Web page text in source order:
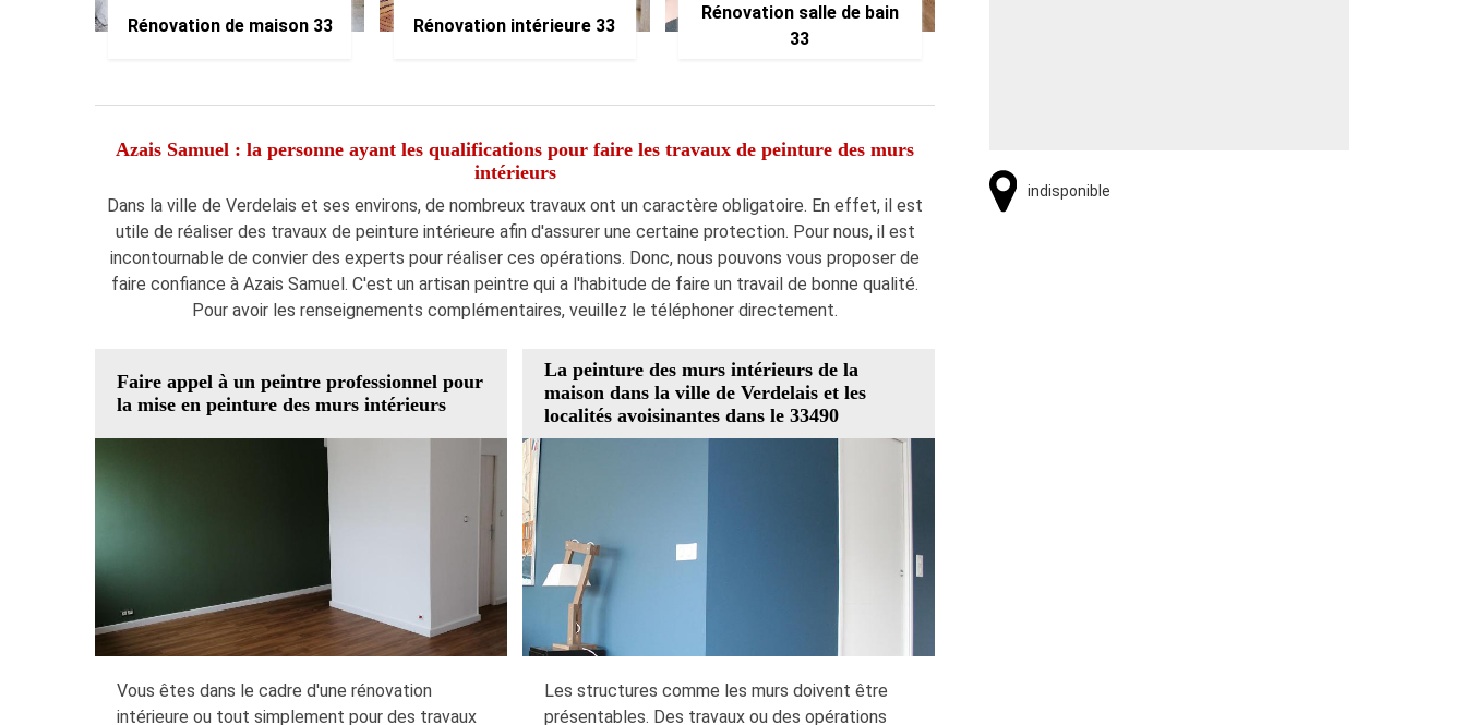
Rénovation de maison 33 Rénovation intérieure 33
Rénovation salle de bain
33
Azais Samuel : la personne ayant les qualifications pour faire les travaux de peinture des murs
intérieurs
Dans la ville de Verdelais et ses environs, de nombreux travaux ont un caractère obligatoire. En effet, il est
utile de réaliser des travaux de peinture intérieure afin d'assurer une certaine protection. Pour nous, il est
incontournable de convier des experts pour réaliser ces opérations. Donc, nous pouvons vous proposer de
faire confiance à Azais Samuel. C'est un artisan peintre qui a l'habitude de faire un travail de bonne qualité.
Pour avoir les renseignements complémentaires, veuillez le téléphoner directement.
Faire appel à un peintre professionnel pour
la mise en peinture des murs intérieurs
Vous êtes dans le cadre d'une rénovation
intérieure ou tout simplement pour des travaux
La peinture des murs intérieurs de la
maison dans la ville de Verdelais et les
localités avoisinantes dans le 33490
Les structures comme les murs doivent être
présentables. Des travaux ou des opérations
indisponible